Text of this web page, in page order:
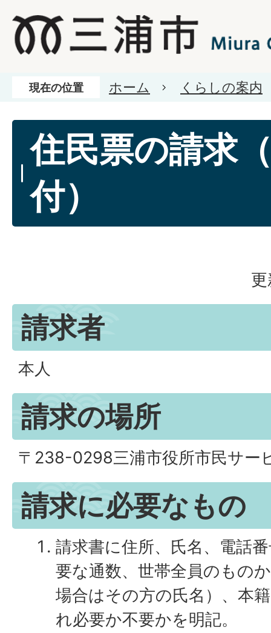
現在の位置 ホーム くらしの案内
住民票の請求
付）
請求者
本人
請求の場所
〒238-0298三浦市役所市民サー
請求に必要なもの
請求書に住所、氏名、電話
要な通数、世帯全員のもの
場合はその方の氏名）、本
れ必要か不要かを明記。